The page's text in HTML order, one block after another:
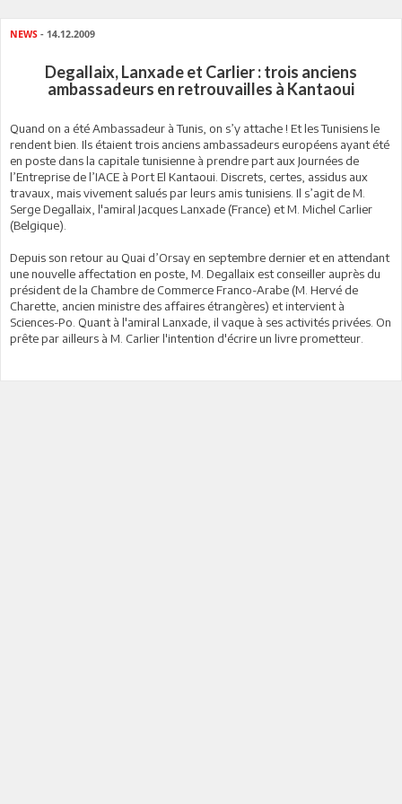
NEWS - 14.12.2009
Degallaix, Lanxade et Carlier : trois anciens
ambassadeurs en retrouvailles à Kantaoui
Quand on a été Ambassadeur à Tunis, on s’y attache ! Et les Tunisiens le
rendent bien. Ils étaient trois anciens ambassadeurs européens ayant été
en poste dans la capitale tunisienne à prendre part aux Journées de
l’Entreprise de l’IACE à Port El Kantaoui. Discrets, certes, assidus aux
travaux, mais vivement salués par leurs amis tunisiens. Il s’agit de M.
Serge Degallaix, l'amiral Jacques Lanxade (France) et M. Michel Carlier
(Belgique).
Depuis son retour au Quai d’Orsay en septembre dernier et en attendant
une nouvelle affectation en poste, M. Degallaix est conseiller auprès du
président de la Chambre de Commerce Franco-Arabe (M. Hervé de
Charette, ancien ministre des affaires étrangères) et intervient à
Sciences-Po. Quant à l'amiral Lanxade, il vaque à ses activités privées. On
prête par ailleurs à M. Carlier l'intention d'écrire un livre prometteur.